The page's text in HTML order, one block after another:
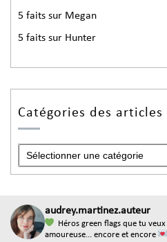
5 faits sur Megan
5 faits sur Hunter
Catégories des articles
audrey.martinez.auteur
Héros green flags que tu
amoureuse... encore et encore